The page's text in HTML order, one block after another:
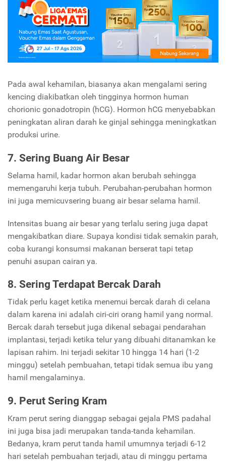
Pada awal kehamilan, biasanya akan mengalami sering
kencing diakibatkan oleh tingginya hormon human
chorionic gonadotropin (hCG). Hormon hCG menyebabkan
peningkatan aliran darah ke ginjal sehingga meningkatkan
produksi urine.
7. Sering Buang Air Besar
Selama hamil, kadar hormon akan berubah sehingga
memengaruhi kerja tubuh. Perubahan-perubahan hormon
ini juga memicuvsering buang air besar selama hamil.
Intensitas buang air besar yang terlalu sering juga dapat
mengakibatkan diare. Supaya kondisi tidak semakin parah,
coba kurangi konsumsi makanan berserat tapi tetap
penuhi asupan cairan ya.
8. Sering Terdapat Bercak Darah
Tidak perlu kaget ketika menemui bercak darah di celana
dalam karena ini adalah ciri-ciri orang hamil yang normal.
Bercak darah tersebut juga dikenal sebagai pendarahan
implantasi, terjadi ketika telur yang dibuahi ditanamkan ke
lapisan rahim. Ini terjadi sekitar 10 hingga 14 hari (1-2
minggu) setelah pembuahan, tetapi tidak semua ibu yang
hamil mengalaminya.
9. Perut Sering Kram
Kram perut sering dianggap sebagai gejala PMS padahal
ini juga bisa jadi merupakan tanda-tanda kehamilan.
Bedanya, kram perut tanda hamil umumnya terjadi 6-12
hari setelah pembuahan terjadi, atau di minggu pertama